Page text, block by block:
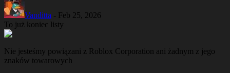
Vanditta - Feb 25, 2026
To już koniec listy
Nie jesteśmy powiązani z Roblox Corporation ani żadnym z jego
znaków towarowych